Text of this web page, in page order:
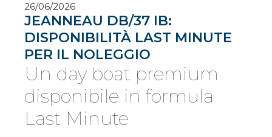
26/06/2026
JEANNEAU DB/37 IB:
DISPONIBILITÀ LAST MINUTE
PER IL NOLEGGIO
Un day boat premium
disponibile in formula
Last Minute